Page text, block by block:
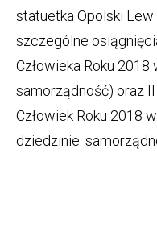
statuetka Opolski
szczególne
Człowieka Roku
samorządność) oraz
Człowiek Roku 2018
dziedzinie: